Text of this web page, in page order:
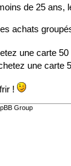
de 25
achats
une carte
une carte
!
Group